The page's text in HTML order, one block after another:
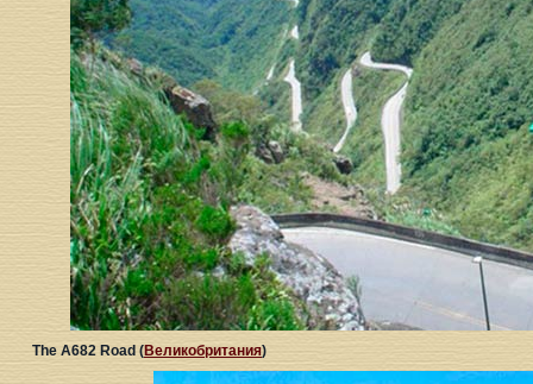
The A682 Road (Великобритания)